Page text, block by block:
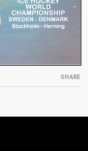
SHARE